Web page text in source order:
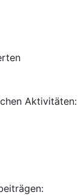
Aktivitäten:
: